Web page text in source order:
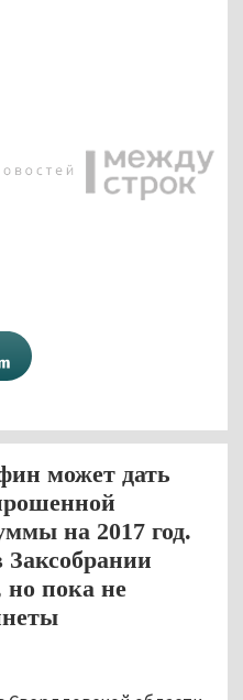
может дать
на 2017 год.
но пока не